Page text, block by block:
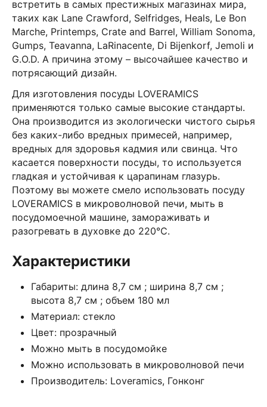
встретить в самых престижных магазинах мира,
таких как Lane Crawford, Selfridges, Heals, Le Bon
Marche, Printemps, Crate and Barrel, William Sonoma,
Gumps, Teavanna, LaRinacente, Di Bijenkorf, Jemoli и
G.O.D. А причина этому – высочайшее качество и
потрясающий дизайн.
Для изготовления посуды LOVERAMICS
применяются только самые высокие стандарты.
Она производится из экологически чистого сырья
без каких-либо вредных примесей, например,
вредных для здоровья кадмия или свинца. Что
касается поверхности посуды, то используется
гладкая и устойчивая к царапинам глазурь.
Поэтому вы можете смело использовать посуду
LOVERAMICS в микроволновой печи, мыть в
посудомоечной машине, замораживать и
разогревать в духовке до 220℃.
Характеристики
Габариты: длина 8,7 см ; ширина 8,7 см ;
высота 8,7 см ; объем 180 мл
Материал: стекло
Цвет: прозрачный
Можно мыть в посудомойке
Можно использовать в микроволновой печи
Производитель: Loveramics, Гонконг